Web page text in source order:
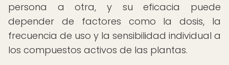
persona a otra, y su eficacia puede
depender de factores como la dosis, la
frecuencia de uso y la sensibilidad individual a
los compuestos activos de las plantas.